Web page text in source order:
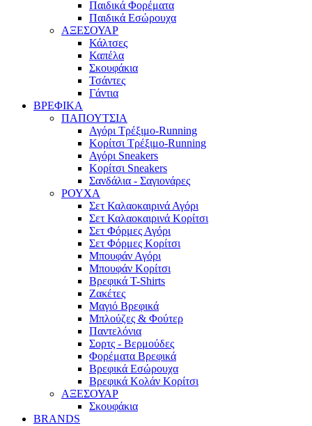
Παιδικά Φορέματα
Παιδικά Εσώρουχα
ΑΞΕΣΟΥΑΡ
Κάλτσες
Καπέλα
Σκουφάκια
Τσάντες
Γάντια
ΒΡΕΦΙΚΑ
ΠΑΠΟΥΤΣΙΑ
Αγόρι Τρέξιμο-Running
Κορίτσι Τρέξιμο-Running
Αγόρι Sneakers
Κορίτσι Sneakers
Σανδάλια - Σαγιονάρες
ΡΟΥΧΑ
Σετ Καλαοκαιρινά Αγόρι
Σετ Καλαοκαιρινά Κορίτσι
Σετ Φόρμες Αγόρι
Σετ Φόρμες Κορίτσι
Mπουφάν Αγόρι
Mπουφάν Κορίτσι
Βρεφικά T-Shirts
Ζακέτες
Μαγιό Βρεφικά
Mπλούζες & Φούτερ
Παντελόνια
Σορτς - Βερμούδες
Φορέματα Βρεφικά
Βρεφικά Εσώρουχα
Βρεφικά Κολάν Κορίτσι
ΑΞΕΣΟΥΑΡ
Σκουφάκια
BRANDS